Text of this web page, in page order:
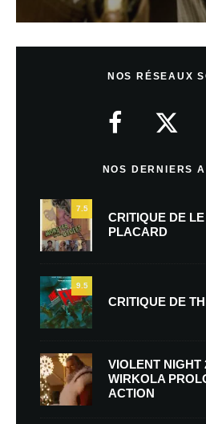
NOS RÉSEAUX
NOS DERNIERS
7.5
CRITIQUE DE
PLACARD
9.5
CRITIQUE DE
VIOLENT NIGHT
WIRKOLA
ACTION